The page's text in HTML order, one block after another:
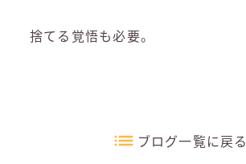
捨てる覚悟も必要。
ブログ一覧に戻る